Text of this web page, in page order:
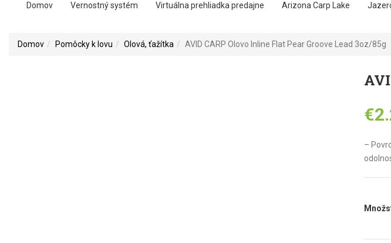
Domov Vernostný systém Virtuálna prehliadka predajne Arizona Carp Lake
Domov Pomôcky k lovu Olová, ťažítka AVID CARP Olovo Inline Flat Pear Groove Lead 3oz/85g
€
–